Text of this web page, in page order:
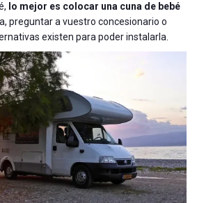
lo mejor es colocar una cuna de bebé
preguntar a vuestro concesionario o
existen para poder instalarla.